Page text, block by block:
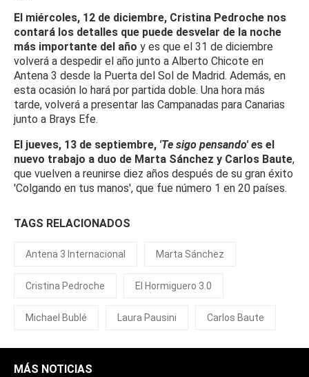
El miércoles, 12 de diciembre, Cristina Pedroche nos
contará los detalles que puede desvelar de la noche
más importante del año y es que el 31 de diciembre
volverá a despedir el año junto a Alberto Chicote en
Antena 3 desde la Puerta del Sol de Madrid. Además, en
esta ocasión lo hará por partida doble. Una hora más
tarde, volverá a presentar las Campanadas para Canarias
junto a Brays Efe.
El jueves, 13 de septiembre, 'Te sigo pensando' es el
nuevo trabajo a duo de Marta Sánchez y Carlos Baute,
que vuelven a reunirse diez años después de su gran éxito
'Colgando en tus manos', que fue número 1 en 20 países.
TAGS RELACIONADOS
Antena 3 Internacional Marta Sánchez
Cristina Pedroche El Hormiguero 3.0
Michael Bublé Laura Pausini Carlos Baute
MÁS NOTICIAS